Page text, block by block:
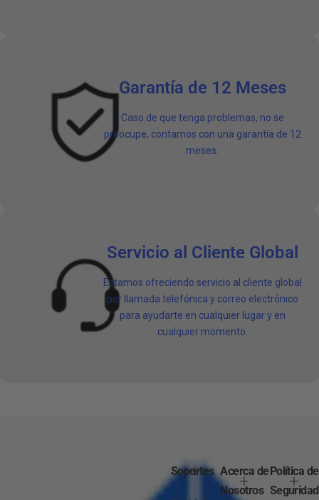
Garantía de 12 Meses
Caso de que tenga problemas, no se
preocupe, contamos con una garantía de 12
meses.
Servicio al Cliente Global
Estamos ofreciendo servicio al cliente global
por llamada telefónica y correo electrónico
para ayudarte en cualquier lugar y en
cualquier momento.
Soportes Acerca de
Nosotros
Política de
Seguridad